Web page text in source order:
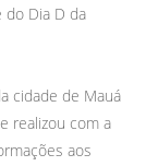
do Dia D da
cidade de Mauá
realizou com a
aos